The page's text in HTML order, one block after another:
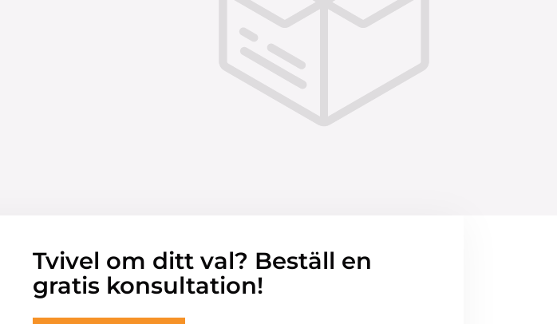
Tvivel om ditt val? Beställ en
gratis konsultation!